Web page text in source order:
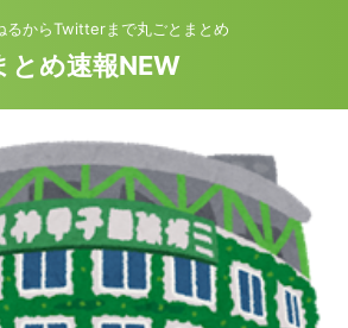
るからTwitterまで丸ごとまとめ
とめ速報NEW